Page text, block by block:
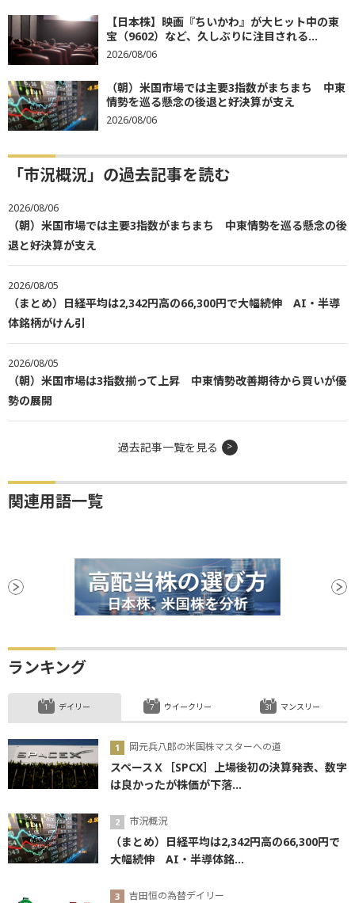
【日本株】映画『ちいかわ』が大ヒット中の東
宝（9602）など、久しぶりに注目される...
2026/08/06
（朝）米国市場では主要3指数がまちまち 中東
情勢を巡る懸念の後退と好決算が支え
2026/08/06
「市況概況」の過去記事を読む
2026/08/06
（朝）米国市場では主要3指数がまちまち 中東情勢を巡る懸念の後
退と好決算が支え
2026/08/05
（まとめ）日経平均は2,342円高の66,300円で大幅続伸 AI・半導
体銘柄がけん引
2026/08/05
（朝）米国市場は3指数揃って上昇 中東情勢改善期待から買いが優
勢の展開
過去記事一覧を見る
関連用語一覧
ランキング
デイリー
岡元兵八郎の米国株マスターへの道
スペースＸ［SPCX］上場後初の決算発表、数字
は良かったが株価が下落...
市況概況
（まとめ）日経平均は2,342円高の66,300円で
大幅続伸 AI・半導体銘...
吉田恒の為替デイリー
ウイークリー マンスリー